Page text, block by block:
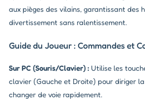
aux pièges des vilains, garantissant des
divertissement sans ralentissement.
Guide du Joueur : Commandes et
Sur PC (Souris/Clavier) : Utilise les
clavier (Gauche et Droite) pour diriger
changer de voie rapidement.